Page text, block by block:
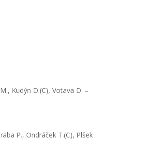
Kudýn D.(C), Votava D. –
P., Ondráček T.(C), Plšek